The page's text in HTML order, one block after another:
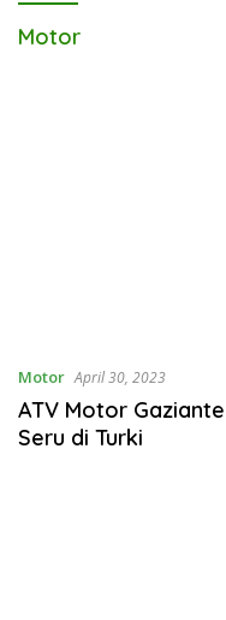
Motor
Motor April 30, 2023
ATV Motor
Seru di Turki